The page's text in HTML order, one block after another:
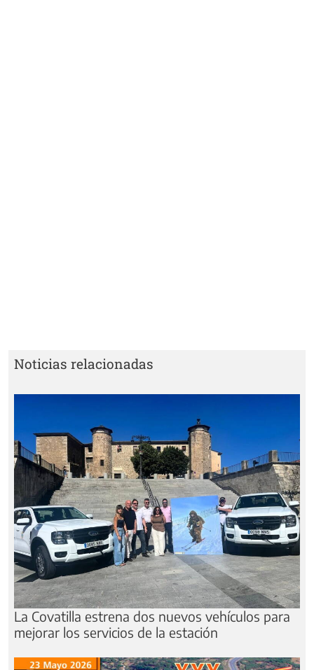
Noticias relacionadas
La Covatilla estrena dos nuevos vehículos para
mejorar los servicios de la estación